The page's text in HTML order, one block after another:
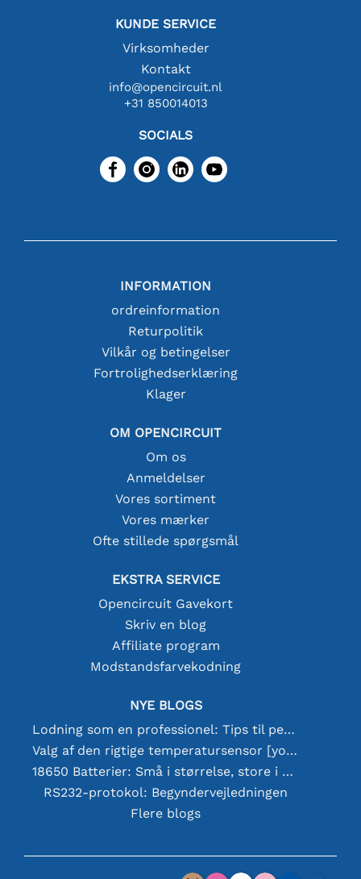
KUNDE SERVICE
Virksomheder
Kontakt
info@opencircuit.nl
+31 850014013
SOCIALS
INFORMATION
ordreinformation
Returpolitik
Vilkår og betingelser
Fortrolighedserklæring
Klager
OM OPENCIRCUIT
Om os
Anmeldelser
Vores sortiment
Vores mærker
Ofte stillede spørgsmål
EKSTRA SERVICE
Opencircuit Gavekort
Skriv en blog
Affiliate program
Modstandsfarvekodning
NYE BLOGS
Lodning som en professionel: Tips til perfekte elektroniske forbindelser
Valg af den rigtige temperatursensor [youtube]
18650 Batterier: Små i størrelse, store i ydeevne
RS232-protokol: Begyndervejledningen
Flere blogs